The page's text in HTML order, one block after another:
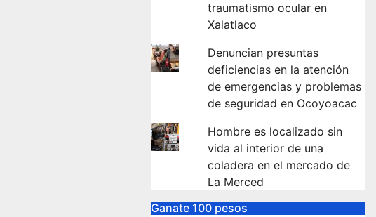
traumatismo ocular en
Xalatlaco
Denuncian presuntas
deficiencias en la atención
de emergencias y problemas
de seguridad en Ocoyoacac
Hombre es localizado sin
vida al interior de una
coladera en el mercado de
La Merced
Ganate 100 pesos